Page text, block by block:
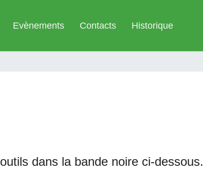
Evènements Contacts Historique
dans la bande noire ci-dessous.